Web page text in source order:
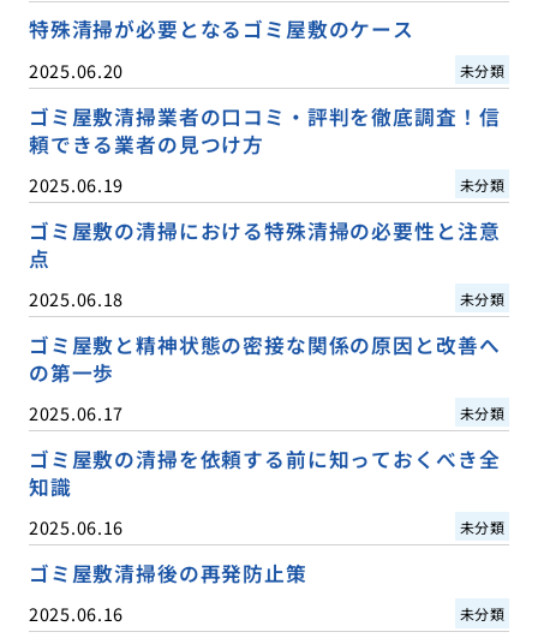
特殊清掃が必要となるゴミ屋敷のケース
2025.06.20 未分類
ゴミ屋敷清掃業者の口コミ・評判を徹底調査！信
頼できる業者の見つけ方
2025.06.19 未分類
ゴミ屋敷の清掃における特殊清掃の必要性と注意
点
2025.06.18 未分類
ゴミ屋敷と精神状態の密接な関係の原因と改善へ
の第一歩
2025.06.17 未分類
ゴミ屋敷の清掃を依頼する前に知っておくべき全
知識
2025.06.16 未分類
ゴミ屋敷清掃後の再発防止策
2025.06.16 未分類